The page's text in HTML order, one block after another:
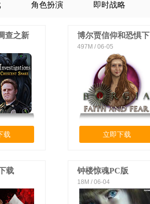
角色扮演 即时战略
查之新
版下载
载
博尔贾信仰和恐惧下
载
497M / 06-05
立即下载
载 钟楼惊魂PC版
18M / 06-04